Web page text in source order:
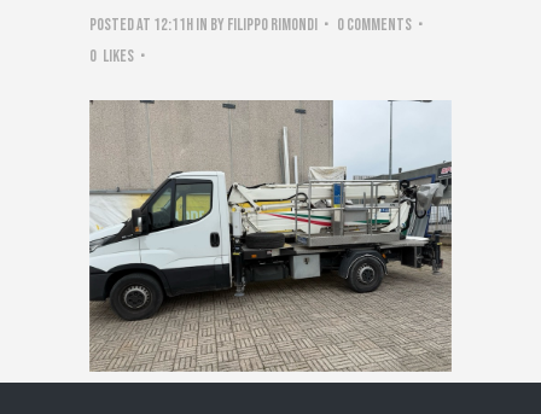
Posted at 12:11hin by Filippo Rimondi
0 Comments
0 Likes